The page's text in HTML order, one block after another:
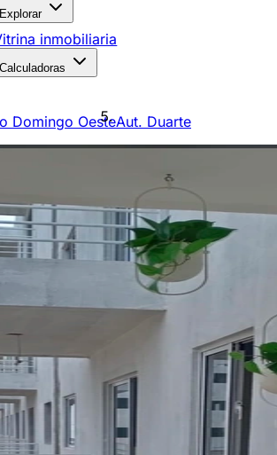
Explorar
inmobiliaria
Calculadoras
Domingo OesteAut. Duarte